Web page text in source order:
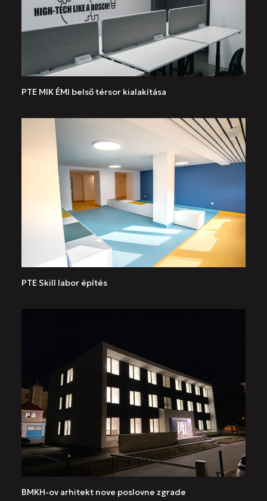
PTE MIK ÉMI belső térsor kialakítása
PTE Skill labor építés
BMKH-ov arhitekt nove poslovne zgrade